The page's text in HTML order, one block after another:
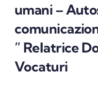
umani –
” Relatrice
Vocaturi